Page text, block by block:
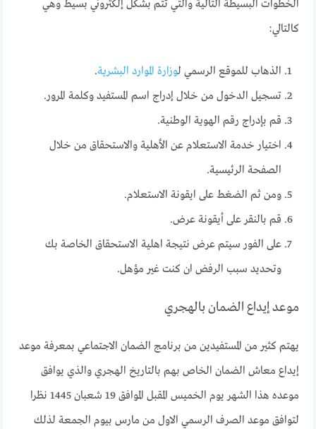
الخطوات البسيطة التالية والتي تتم بشكل إلكتروني بسيط وهي
كالتالي:
الذهاب للموقع الرسمي لوزارة الموارد البشرية.
تسجيل الدخول من خلال إدراج اسم المستفيد وكلمة المرور.
قم بإدراج رقم الهوية الوطنية.
اختيار خدمة الاستعلام عن الأهلية والاستحقاق من خلال
الصفحة الرئيسية.
ومن ثم الضغط على ايقونة الاستعلام.
قم بالنقر على أيقونة عرض.
على الفور سيتم عرض نتيجة اهلية الاستحقاق الخاصة بك
وتحديد سبب الرفض ان كنت غير مؤهل.
موعد إيداع الضمان بالهجري
يهتم كثير من المستفيدين من برنامج الضمان الاجتماعي بمعرفة موعد
إيداع معاش الضمان الخاص بهم بالتاريخ الهجري والذي يوافق
موعده هذا الشهر يوم الخميس المقبل الموافق 19 شعبان 1445 نظرا
لتوافق موعد الصرف الرسمي الاول من مارس بيوم الجمعة لذلك